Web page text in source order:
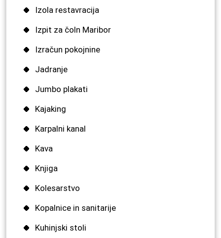
Izola restavracija
Izpit za čoln Maribor
Izračun pokojnine
Jadranje
Jumbo plakati
Kajaking
Karpalni kanal
Kava
Knjiga
Kolesarstvo
Kopalnice in sanitarije
Kuhinjski stoli